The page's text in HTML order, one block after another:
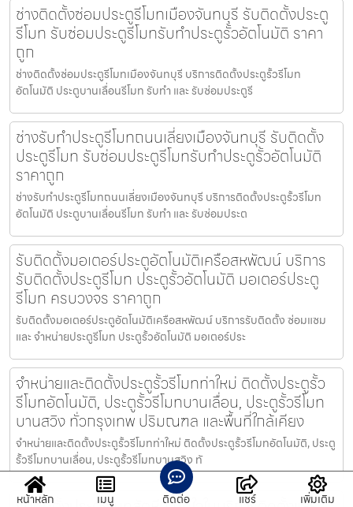
ช่างติดตั้งซ่อมประตูรีโมทเมืองจันทบุรี รับติดตั้งประตู
รีโมท รับซ่อมประตูรีโมทรับทำประตูรั้วอัตโนมัติ ราคา
ถูก
ช่างติดตั้งซ่อมประตูรีโมทเมืองจันทบุรี บริการติดตั้งประตูรั้วรีโมท
อัตโนมัติ ประตูบานเลื่อนรีโมท รับทำ และ รับซ่อมประตูรี
ช่างรับทำประตูรีโมทถนนเลี่ยงเมืองจันทบุรี รับติดตั้ง
ประตูรีโมท รับซ่อมประตูรีโมทรับทำประตูรั้วอัตโนมัติ
ราคาถูก
ช่างรับทำประตูรีโมทถนนเลี่ยงเมืองจันทบุรี บริการติดตั้งประตูรั้วรีโมท
อัตโนมัติ ประตูบานเลื่อนรีโมท รับทำ และ รับซ่อมประต
รับติดตั้งมอเตอร์ประตูอัตโนมัติเครือสหพัฒน์ บริการ
รับติดตั้งประตูรีโมท ประตูรั้วอัตโนมัติ มอเตอร์ประตู
รีโมท ครบวงจร ราคาถูก
รับติดตั้งมอเตอร์ประตูอัตโนมัติเครือสหพัฒน์ บริการรับติดตั้ง ซ่อมแซม
และ จำหน่ายประตูรีโมท ประตูรั้วอัตโนมัติ มอเตอร์ประ
จำหน่ายและติดตั้งประตูรั้วรีโมทท่าใหม่ ติดตั้งประตูรั้ว
รีโมทอัตโนมัติ, ประตูรั้วรีโมทบานเลื่อน, ประตูรั้วรีโมท
บานสวิง ทั่วกรุงเทพ ปริมณฑล และพื้นที่ใกล้เคียง
จำหน่ายและติดตั้งประตูรั้วรีโมทท่าใหม่ ติดตั้งประตูรั้วรีโมทอัตโนมัติ, ประตู
รั้วรีโมทบานเลื่อน, ประตูรั้วรีโมทบานสวิง ทั
หน้าหลัก เมนู ติดต่อ แชร์ เพิ่มเติม